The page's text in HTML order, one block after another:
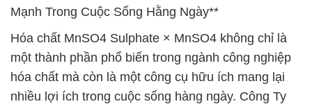
Mạnh Trong Cuộc Sống Hằng Ngày**
Hóa chất MnSO4 Sulphate × MnSO4 không chỉ là
một thành phần phổ biến trong ngành công nghiệp
hóa chất mà còn là một công cụ hữu ích mang lại
nhiều lợi ích trong cuộc sống hàng ngày. Công Ty